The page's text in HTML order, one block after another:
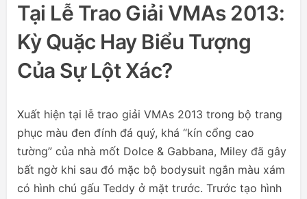
Tại Lễ Trao Giải VMAs 2013:
Kỳ Quặc Hay Biểu Tượng
Của Sự Lột Xác?
Xuất hiện tại lễ trao giải VMAs 2013 trong bộ trang
phục màu đen đính đá quý, khá “kín cổng cao
tường” của nhà mốt Dolce & Gabbana, Miley đã gây
bất ngờ khi sau đó mặc bộ bodysuit ngắn màu xám
có hình chú gấu Teddy ở mặt trước. Trước tạo hình